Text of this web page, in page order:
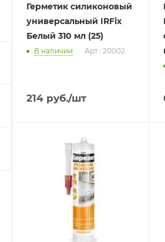
Герметик силиконовый
универсальный IRFix
Белый 310 мл (25)
В наличии Арт.: 20002
214 руб./шт